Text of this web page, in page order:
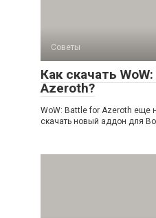
Советы
Как скачать
Azeroth?
WoW: Battle for Azeroth
скачать новый аддон для